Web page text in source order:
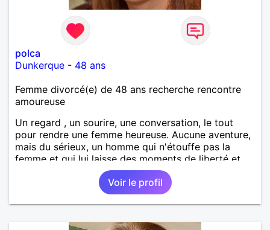
polca
Dunkerque - 48 ans
Femme divorcé(e) de 48 ans recherche rencontre
amoureuse
Un regard , un sourire, une conversation, le tout
pour rendre une femme heureuse. Aucune aventure,
mais du sérieux, un homme qui n'étouffe pas la
femme et qui lui laisse des moments de liberté et
Voir le profil